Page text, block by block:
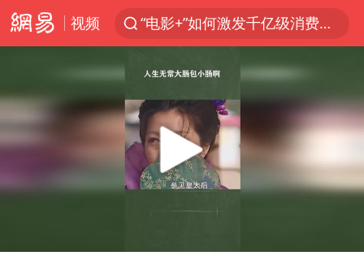
视频
“电影+”如何激发千亿级消费新活力？
中国女篮70-67险胜尼日利亚女篮
四川宜宾市高县4.9级地震致1人死亡
Play